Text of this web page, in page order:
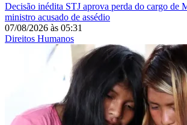
Decisão inédita STJ aprova perda do cargo de
ministro acusado de assédio
07/08/2026 às 05:31
Direitos Humanos